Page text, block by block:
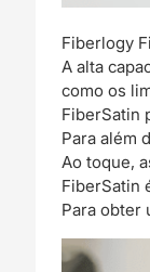
Fiberlogy
A alta
como os
FiberSatin
Para além
Ao toque,
FiberSatin
Para obter